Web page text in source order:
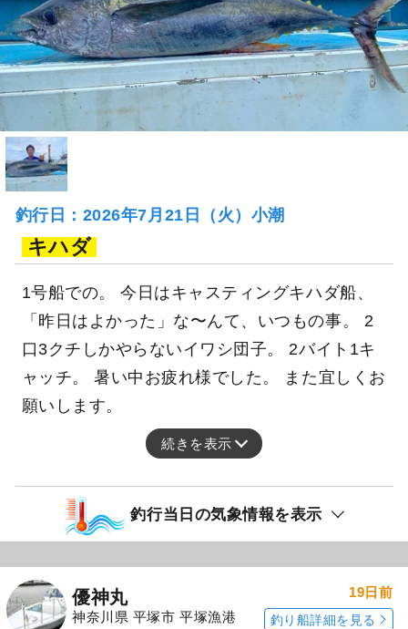
釣行日：2026年7月21日（火）小潮
キハダ
1号船での。 今日はキャスティングキハダ船、
「昨日はよかった」な〜んて、いつもの事。 2
口3クチしかやらないイワシ団子。 2バイト1キ
ャッチ。 暑い中お疲れ様でした。 また宜しくお
願いします。
続きを表示
釣行当日の気象情報を表示
優神丸
神奈川県 平塚市 平塚漁港
19日前
釣り船詳細を見る